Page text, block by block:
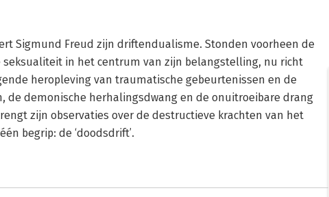
Sigmund Freud zijn driftendualisme. Stonden voorheen de
in het centrum van zijn belangstelling, nu richt
heropleving van traumatische gebeurtenissen en de
de demonische herhalingsdwang en de onuitroeibare drang
zijn observaties over de destructieve krachten van het
begrip: de ‘doodsdrift’.